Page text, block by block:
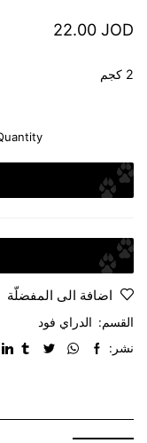
22.00 JOD
2 كجم
اضافة الى المفضلّة
القسم: الدراي فود
نشر: